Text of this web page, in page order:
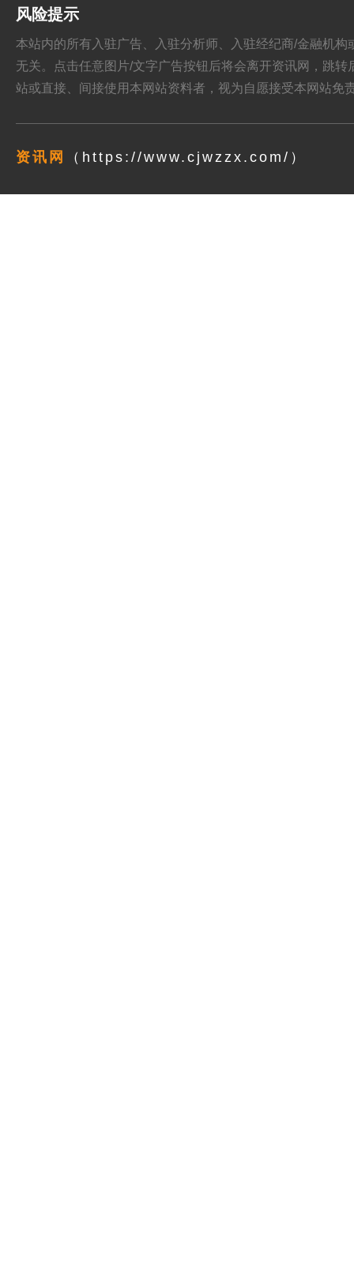
风险提示
本站内的所有入驻广告、入驻分析师、入驻经纪商/金融机
无关。点击任意图片/文字广告按钮后将会离开资讯网，跳
站或直接、间接使用本网站资料者，视为自愿接受本网站免
资讯网 （https://www.cjwzzx.com/）